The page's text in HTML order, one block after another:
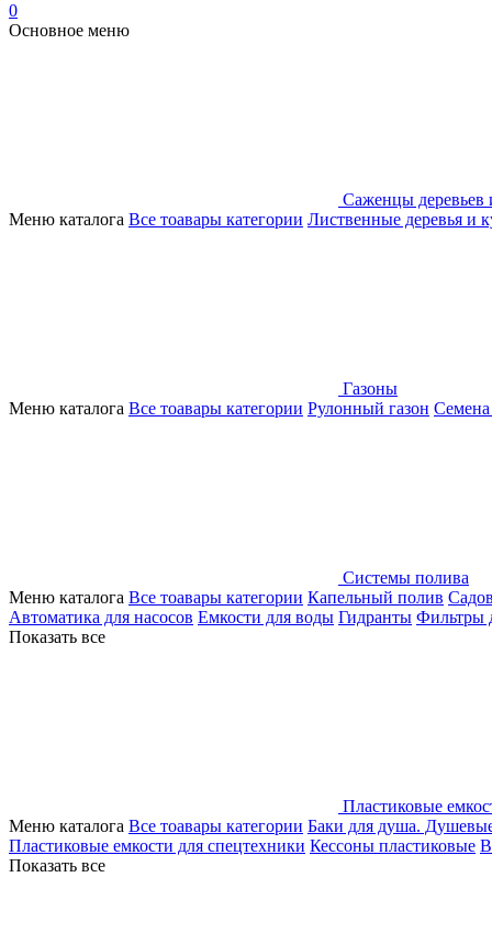
0
Основное меню
Саженцы деревьев
Меню каталога Все тоавары категории Лиственные деревья и
Газоны
Меню каталога Все тоавары категории Рулонный газон Семена
Системы полива
Меню каталога Все тоавары категории Капельный полив
Автоматика для насосов Емкости для воды Гидранты Фильтры
Показать все
Пластиковые
Меню каталога Все тоавары категории Баки для душа.
Пластиковые емкости для спецтехники Кессоны пластиковые
Показать все